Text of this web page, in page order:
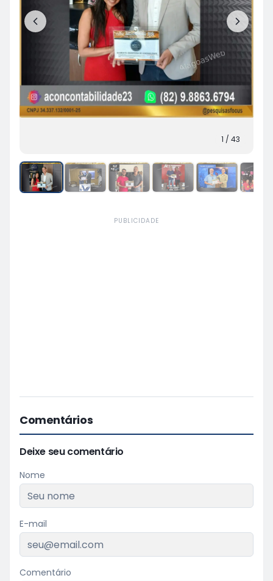
1 / 43
PUBLICIDADE
Comentários
Deixe seu comentário
Nome
E-mail
Comentário